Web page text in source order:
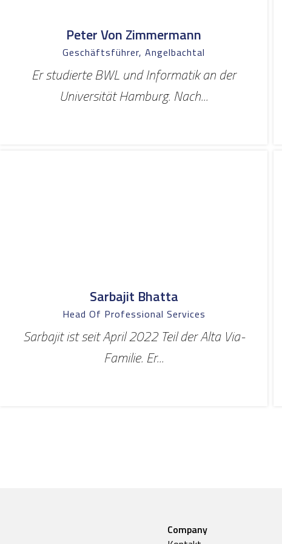
Peter Von Zimmermann
Geschäftsführer, Angelbachtal
Er studierte BWL und Informatik an der
Universität Hamburg. Nach...
Sarbajit Bhatta
Head Of Professional Services
Sarbajit ist seit April 2022 Teil der Alta Via-
Familie. Er...
Company